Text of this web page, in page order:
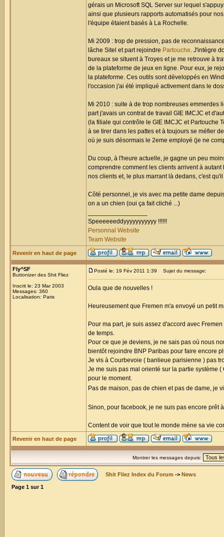
gérais un Microsoft SQL Server sur lequel
ainsi que plusieurs rapports automatisés pour
l'équipe étaient basés à La Rochelle.
Mi 2009 : trop de pression, pas de
lâche Sitel et part rejoindre Partouche. J'intègre
bureaux se situent à Troyes et je me retrouve à
de la plateforme de jeux en ligne. Pour eux, je
la plateforme. Ces outils sont développés en
l'occasion j'ai été impliqué activement dans le
Mi 2010 : suite à de trop nombreuses
part j'avais un contrat de travail GIE IMCJC et
(la filiale qui contrôle le GIE IMCJC et Partouche
à se tirer dans les pattes et à toujours se méfier
où je suis désormais le 2eme employé (je ne
Du coup, à l'heure actuelle, je gagne un peu
comprendre comment les clients arrivent à
nos clients et, le plus marrant là dedans, c'est
Côté personnel, je vis avec ma petite dame
on a un chien (oui ça fait cliché ...)
Speeeeeeddyyyyyyyyyyy !!!!!!
Personnal Website
Team Website
Revenir en haut de page
Fly^SF
Buttonizer des Shit Fliez
Inscrit le: 23 Mar 2003
Messages: 360
Localisation: Paris
Posté le: 19 Fév 2011 1:39 Sujet du message:
Oula que de nouvelles !
Heureusement que Fremen m'a envoyé un petit
Pour ma part, je suis assez d'accord avec
de temps.
Pour ce que je deviens, je ne sais pas où nous
bientôt rejoindre BNP Paribas pour faire encore
Je vis à Courbevoie ( banlieue parisienne ) pas
Je me suis pas mal orienté sur la partie système
pour le moment.
Pas de maison, pas de chien et pas de dame, je
Sinon, pour facebook, je ne suis pas encore prêt
Content de voir que tout le monde mène sa vie
Revenir en haut de page
Montrer les messages depuis:
Shit Fliez Index du Forum -> News
Page 1 sur1